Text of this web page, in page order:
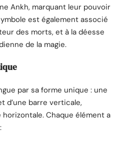
Ankh, marquant leur pouvoir
est également associé
des morts, et à la déesse
de la magie.
par sa forme unique : une
d’une barre verticale,
Chaque élément a